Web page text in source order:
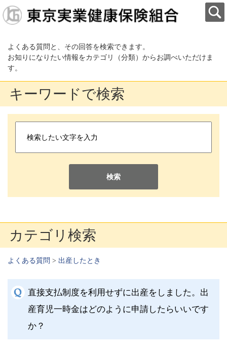
よくある質問と、その回答を検索できます。
お知りになりたい情報をカテゴリ（分類）からお調べいただけま
す。
キーワードで検索
検索
カテゴリ検索
よくある質問 > 出産したとき
直接支払制度を利用せずに出産をしました。出
産育児一時金はどのように申請したらいいです
か？